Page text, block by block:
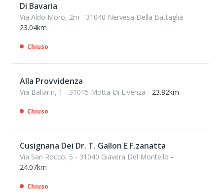
Di Bavaria
Via Aldo Moro, 2m - 31040 Nervesa Della Battaglia -
23.04km
Chiuso
Alla Provvidenza
Via Ballarin, 1 - 31045 Motta Di Livenza - 23.82km
Chiuso
Cusignana Dei Dr. T. Gallon E F.zanatta
Via San Rocco, 5 - 31040 Giavera Del Montello -
24.07km
Chiuso